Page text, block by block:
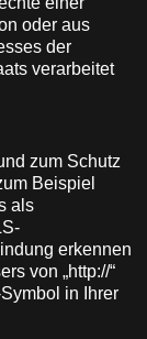
oder aus
der
verarbeitet
zum Schutz
Beispiel
als
erkennen
von „http://“
in Ihrer